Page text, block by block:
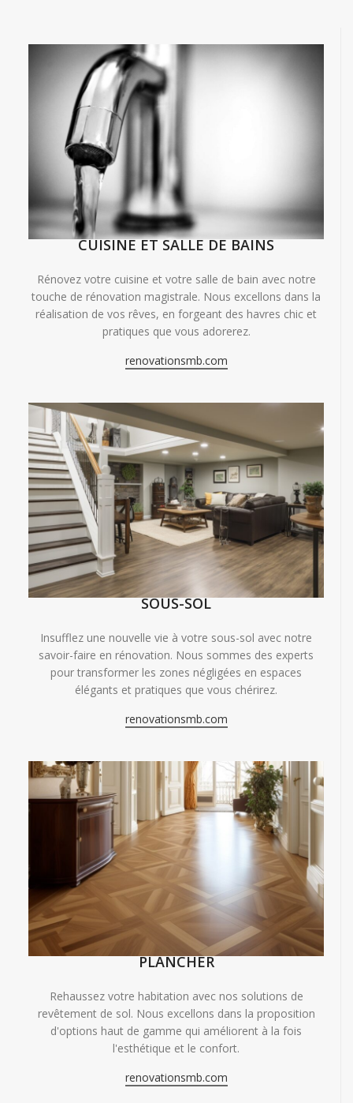
CUISINE ET SALLE DE BAINS
Rénovez votre cuisine et votre salle de bain avec notre
touche de rénovation magistrale. Nous excellons dans la
réalisation de vos rêves, en forgeant des havres chic et
pratiques que vous adorerez.
renovationsmb.com
SOUS-SOL
Insufflez une nouvelle vie à votre sous-sol avec notre
savoir-faire en rénovation. Nous sommes des experts
pour transformer les zones négligées en espaces
élégants et pratiques que vous chérirez.
renovationsmb.com
PLANCHER
Rehaussez votre habitation avec nos solutions de
revêtement de sol. Nous excellons dans la proposition
d'options haut de gamme qui améliorent à la fois
l'esthétique et le confort.
renovationsmb.com